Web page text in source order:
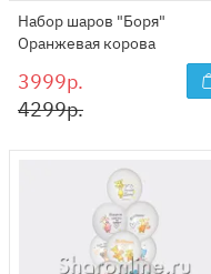
Набор шаров "Боря"
Оранжевая корова
3999р.
4299р.